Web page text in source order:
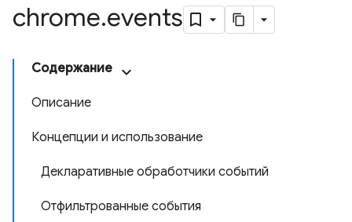
chrome.events
Содержание
Описание
Концепции и использование
Декларативные обработчики событий
Отфильтрованные события